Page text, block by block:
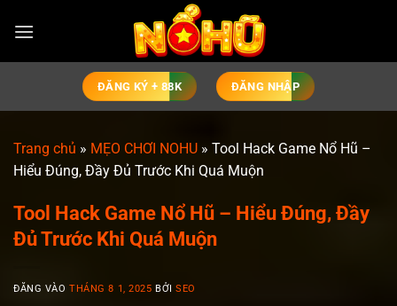
qua
ĐĂNG KÝ + 88K ĐĂNG NHẬP
Trang chủ » MẸO CHƠI NOHU » Tool Hack Game Nổ Hũ –
Hiểu Đúng, Đầy Đủ Trước Khi Quá Muộn
Tool Hack Game Nổ Hũ – Hiểu Đúng, Đầy
Đủ Trước Khi Quá Muộn
ĐĂNG VÀOTHÁNG 8 1, 2025 BỞISEO